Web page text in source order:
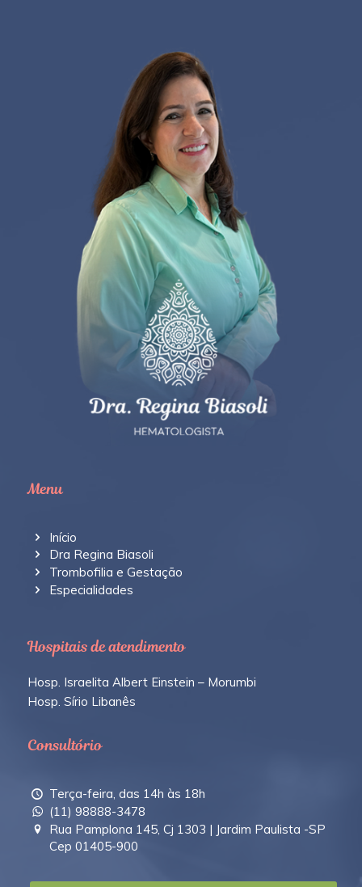
Menu
Início
Dra Regina Biasoli
Trombofilia e Gestação
Especialidades
Hospitais de atendimento
Hosp. Israelita Albert Einstein – Morumbi
Hosp. Sírio Libanês
Consultório
Terça-feira, das 14h às 18h
(11) 98888-3478
Rua Pamplona 145, Cj 1303 | Jardim Paulista -SP
Cep 01405-900